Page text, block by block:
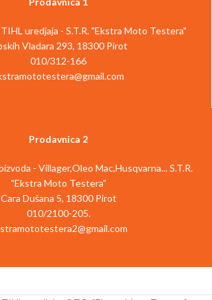
uredjaja - S.T.R. "Ekstra Moto Testera"
Vladara 293, 18300 Pirot
010/312-166
Prodavnica 2
- Villager,Oleo Mac,Husqvarna... S.T.R.
"Ekstra Moto Testera"
Cara Dušana 5, 18300 Pirot
010/2100-205.